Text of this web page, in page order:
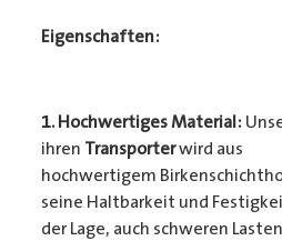
Eigenschaften:
1. Hochwertiges Material:
ihren Transporterwird aus
hochwertigem
seine Haltbarkeit und
der Lage, auch schweren